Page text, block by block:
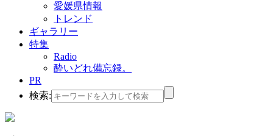
愛媛県情報
トレンド
ギャラリー
特集
Radio
酔いどれ備忘録。
PR
検索: